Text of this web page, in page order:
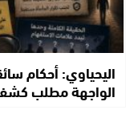
اليحياوي: أحكام
الواجهة مطلب